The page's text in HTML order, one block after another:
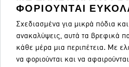
ΦΟΡΙΟΎΝΤΑΙ
Σχεδιασμένα για μικρά πόδια
ανακαλύψεις, αυτά τα βρεφικά
κάθε μέρα μια περιπέτεια. Με
να φοριούνται και να